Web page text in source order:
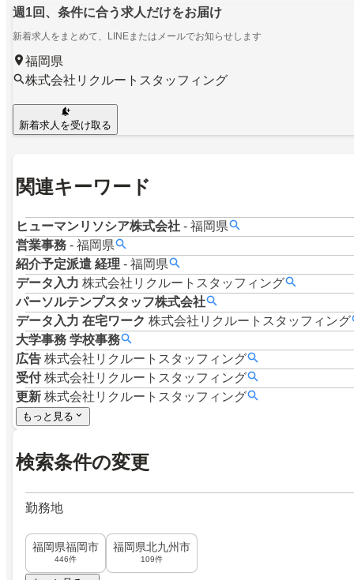
週1回、条件に合う求人だけをお届け
新着求人をまとめて、LINEまたはメールでお知らせします
福岡県
株式会社リクルートスタッフィング
新着求人を受け取る
関連キーワード
ヒューマンリソシア株式会社 - 福岡県
営業事務 - 福岡県
紹介予定派遣 経理 - 福岡県
データ入力 株式会社リクルートスタッフィング
パーソルテンプスタッフ株式会社
データ入力 在宅ワーク 株式会社リクルートスタッフィング
大学事務 学校事務
広告 株式会社リクルートスタッフィング
受付 株式会社リクルートスタッフィング
更新 株式会社リクルートスタッフィング
もっと見る
検索条件の変更
勤務地
福岡県福岡市
446件
福岡県北九州市
109件